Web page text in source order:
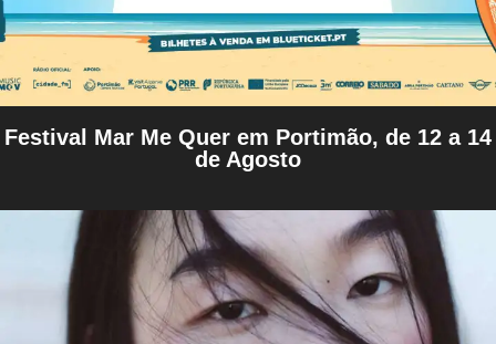
Festival Mar Me Quer em Portimão, de 12 a 14
de Agosto